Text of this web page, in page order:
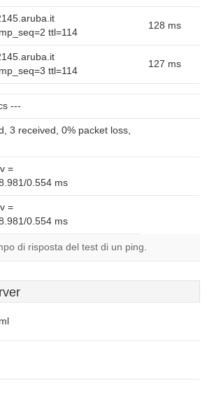
ttl=114
128 ms
ttl=114
127 ms
---
3 received, 0% packet loss,
=
0.554 ms
=
0.554 ms
di risposta del test di un ping.